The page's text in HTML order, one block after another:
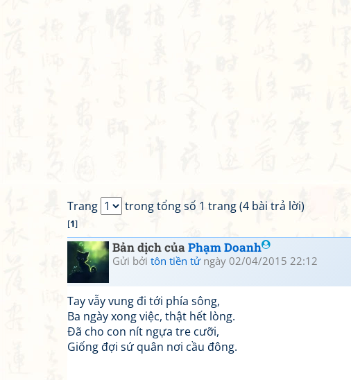
Trang trong tổng số 1 trang (4 bài trả lời)
[1]
Bản dịch củaPhạm Doanh
Gửi bởi tôn tiền tửngày 02/04/2015 22:12
Tay vẫy vung đi tới phía sông,
Ba ngày xong việc, thật hết lòng.
Đã cho con nít ngựa tre cưỡi,
Giống đợi sứ quân nơi cầu đông.